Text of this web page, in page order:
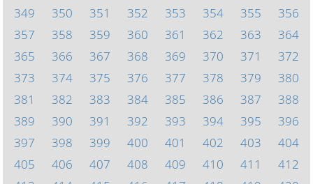
349
350 351 352 353 354 355
356
357
358 359 360 361 362 363
364
365
366 367 368 369 370 371
372
373
374 375 376 377 378 379
380
381
382 383 384 385 386 387
388
389
390 391 392 393 394 395
396
397
398 399 400 401 402 403
404
405
406 407 408 409 410 411
412